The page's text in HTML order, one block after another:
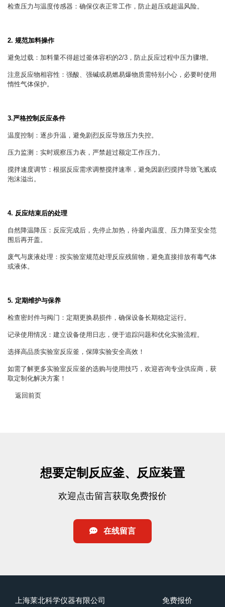
检查压力与温度传感器：确保仪表正常工作，防止超压或超温风险。
2. 规范加料操作
避免过载：加料量不得超过釜体容积的2/3，防止反应过程中压力骤增。
注意反应物相容性：强酸、强碱或易燃易爆物质需特别小心，必要时使用
惰性气体保护。
3.严格控制反应条件
温度控制：逐步升温，避免剧烈反应导致压力失控。
压力监测：实时观察压力表，严禁超过额定工作压力。
搅拌速度调节：根据反应需求调整搅拌速率，避免因剧烈搅拌导致飞溅或
泡沫溢出。
4. 反应结束后的处理
自然降温降压：反应完成后，先停止加热，待釜内温度、压力降至安全范
围后再开盖。
废气与废液处理：按实验室规范处理反应残留物，避免直接排放有毒气体
或液体。
5. 定期维护与保养
检查密封件与阀门：定期更换易损件，确保设备长期稳定运行。
记录使用情况：建立设备使用日志，便于追踪问题和优化实验流程。
选择高品质实验室反应釜 ，保障实验安全高效！
如需了解更多实验室反应釜的选购与使用技巧，欢迎咨询专业供应商，获
取定制化解决方案！
返回前页
想要定制反应釜、反应装置
欢迎点击留言获取免费报价
在线留言
上海莱北科学仪器有限公司 免费报价